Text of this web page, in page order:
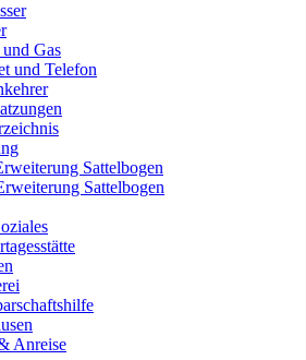
Gas
und Telefon
Sattelbogen
Sattelbogen
Anreise